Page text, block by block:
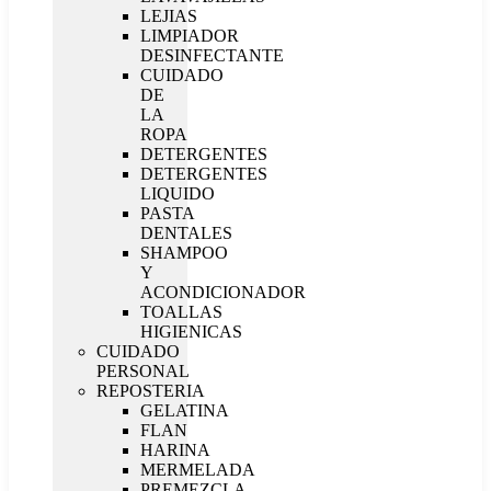
LEJIAS
LIMPIADOR
DESINFECTANTE
CUIDADO
DE
LA
ROPA
DETERGENTES
DETERGENTES
LIQUIDO
PASTA
DENTALES
SHAMPOO
Y
ACONDICIONADOR
TOALLAS
HIGIENICAS
CUIDADO
PERSONAL
REPOSTERIA
GELATINA
FLAN
HARINA
MERMELADA